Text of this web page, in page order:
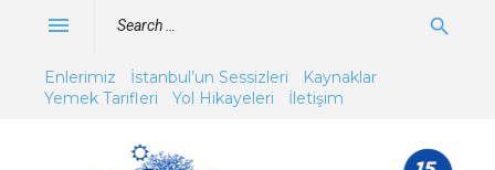
Search
search
Enlerimiz İstanbul’un Sessizleri
Kaynaklar
Yemek Tarifleri
Yol Hikayeleri İletişim
menu